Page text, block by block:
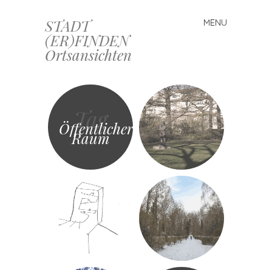
STADT
(ER)FINDEN
Ortsansichten
MENU
Skip
to
content
Tag
Öffentlicher
Raum